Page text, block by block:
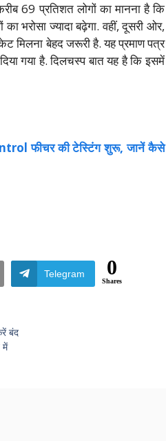
69 प्रतिशत लोगों का मानना है कि
भरोसा ज्यादा बढ़ेगा. वहीं, दूसरी ओर,
मिलना बेहद जरूरी है. यह प्रमाण पत्र
गया है. दिलचस्प बात यह है कि इसमें
फीचर की टेस्टिंग शुरू, जानें कैसे
Telegram 0
Shares
बंद
में